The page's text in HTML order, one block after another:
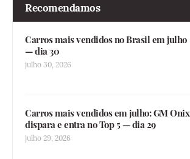
Recomendamos
Carros mais vendidos no Brasil em julho
— dia 30
julho 30, 2026
Carros mais vendidos em julho: GM Onix
dispara e entra no Top 5 — dia 29
julho 29, 2026